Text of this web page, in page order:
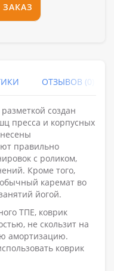
ОТЗЫВОВ (0)
создан
пресса и корпусных
правильно
с роликом,
Кроме того,
каремат во
йогой.
ТПЕ, коврик
не скользит на
амортизацию.
коврик